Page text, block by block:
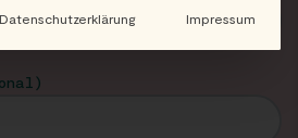
Datenschutzerklärung Impressum